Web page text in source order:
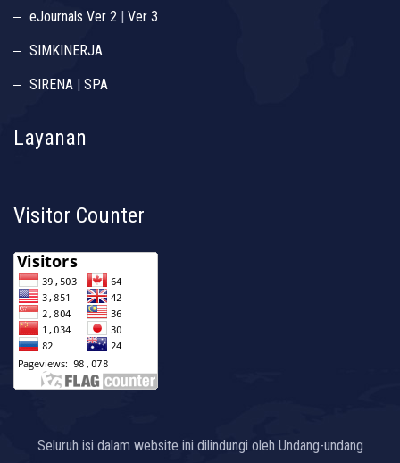
eJournals Ver 2 | Ver 3
SIMKINERJA
SIRENA | SPA
Layanan
Visitor Counter
Seluruh isi dalam website ini dilindungi oleh Undang-undang